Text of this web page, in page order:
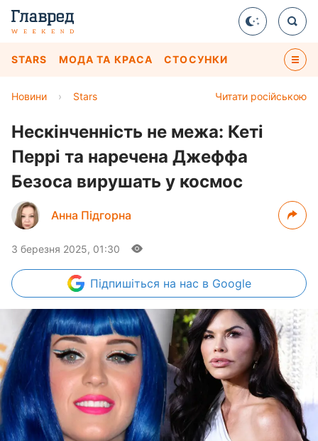
STARS МОДА ТА КРАСА СТОСУНКИ
Читати російською
Новини › Stars
Нескінченність не межа: Кеті
Перрі та наречена Джеффа
Безоса вирушать у космос
Анна Підгорна
3 березня 2025, 01:30
Підпишіться на нас в Google